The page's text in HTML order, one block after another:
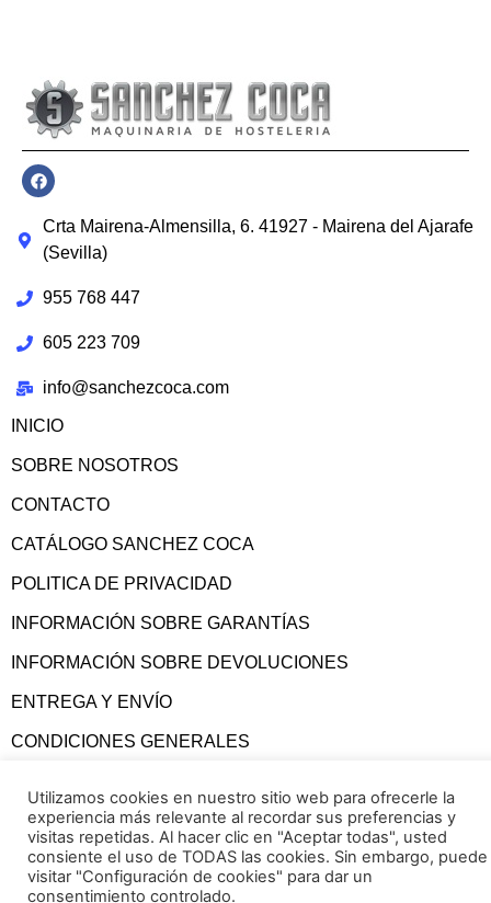
Crta Mairena-Almensilla, 6. 41927 - Mairena del Ajarafe
(Sevilla)
955 768 447
605 223 709
info@sanchezcoca.com
INICIO
SOBRE NOSOTROS
CONTACTO
CATÁLOGO SANCHEZ COCA
POLITICA DE PRIVACIDAD
INFORMACIÓN SOBRE GARANTÍAS
INFORMACIÓN SOBRE DEVOLUCIONES
ENTREGA Y ENVÍO
CONDICIONES GENERALES
Utilizamos cookies en nuestro sitio web para ofrecerle la
experiencia más relevante al recordar sus preferencias y
visitas repetidas. Al hacer clic en "Aceptar todas", usted
consiente el uso de TODAS las cookies. Sin embargo, puede
visitar "Configuración de cookies" para dar un
consentimiento controlado.